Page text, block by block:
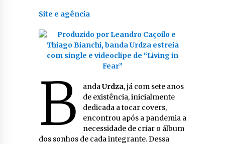
Site e agência
B andaUrdza, já com sete anos
de existência, inicialmente
dedicada a tocar covers,
encontrou após a pandemia a
necessidade de criar o álbum
dos sonhos de cada integrante. Dessa